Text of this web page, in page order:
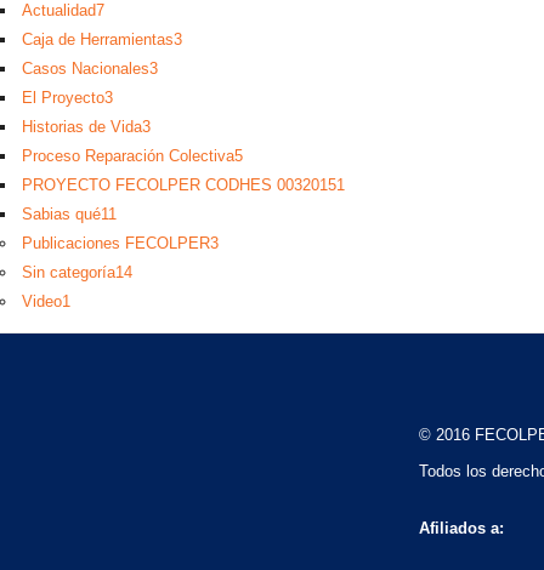
Actualidad7
Caja de Herramientas3
Casos Nacionales3
El Proyecto3
Historias de Vida3
Proceso Reparación Colectiva5
PROYECTO FECOLPER CODHES 00320151
Sabias qué11
Publicaciones FECOLPER3
Sin categoría14
Video1
© 2016
Todos los
Afiliados a: